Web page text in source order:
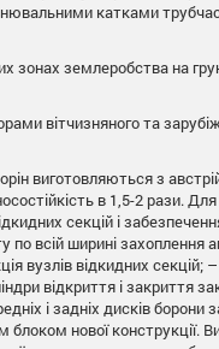
катками
зонах землеробства на
вітчизняного та
виготовляються з
в 1,5-2 рази.
секцій і
по всій ширині захоплення
вузлів відкидних секцій;
відкриття і закриття
і задніх дисків борони
нової конструкції.